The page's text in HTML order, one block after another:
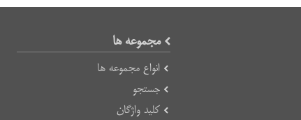
مجموعه ها
انواع مجموعه ها
جستجو
کلید واژگان